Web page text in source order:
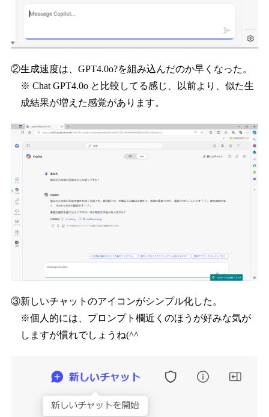
②生成速度は、GPT4.0o?を組み込んだのか早くなった。
※ Chat GPT4.0o と比較してる感じ、以前より、似た生
成結果が増えた感覚があります。
③新しいチャットのアイコンがシンプル化した。
※個人的には、プロンプト欄近くのほうが好みな気が
しますが慣れでしょうね(^^